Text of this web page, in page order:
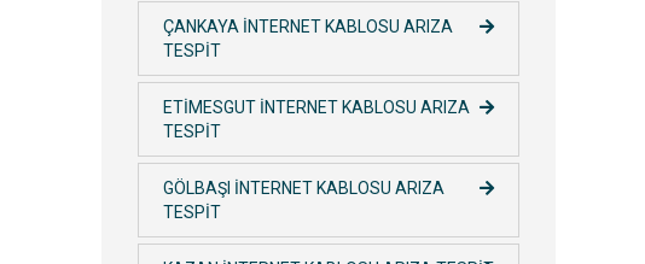
ÇANKAYA İNTERNET KABLOSU ARIZA
TESPİT
ETİMESGUT İNTERNET KABLOSU ARIZA
TESPİT
GÖLBAŞI İNTERNET KABLOSU ARIZA
TESPİT